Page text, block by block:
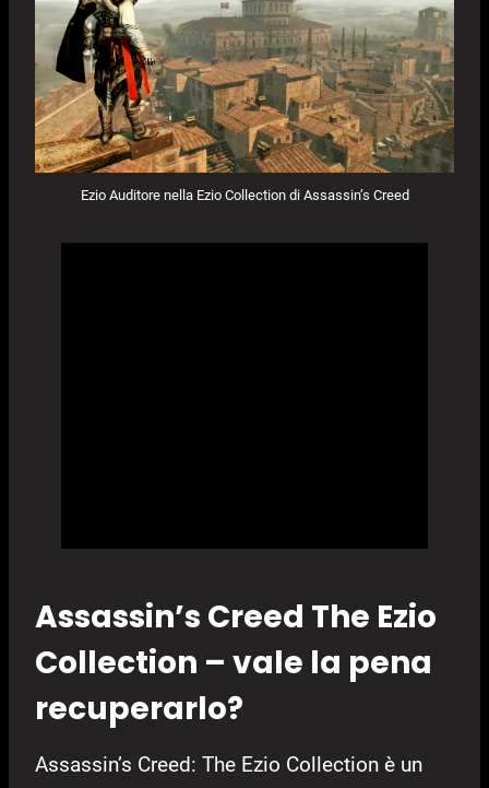
Ezio Auditore nella Ezio Collection di Assassin’s Creed
Assassin’s Creed The Ezio
Collection – vale la pena
recuperarlo?
Assassin’s Creed: The Ezio Collection è un